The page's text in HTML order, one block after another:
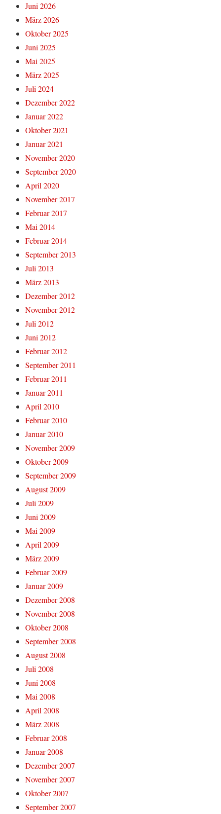
Juni 2026
März 2026
Oktober 2025
Juni 2025
Mai 2025
März 2025
Juli 2024
Dezember 2022
Januar 2022
Oktober 2021
Januar 2021
November 2020
September 2020
April 2020
November 2017
Februar 2017
Mai 2014
Februar 2014
September 2013
Juli 2013
März 2013
Dezember 2012
November 2012
Juli 2012
Juni 2012
Februar 2012
September 2011
Februar 2011
Januar 2011
April 2010
Februar 2010
Januar 2010
November 2009
Oktober 2009
September 2009
August 2009
Juli 2009
Juni 2009
Mai 2009
April 2009
März 2009
Februar 2009
Januar 2009
Dezember 2008
November 2008
Oktober 2008
September 2008
August 2008
Juli 2008
Juni 2008
Mai 2008
April 2008
März 2008
Februar 2008
Januar 2008
Dezember 2007
November 2007
Oktober 2007
September 2007